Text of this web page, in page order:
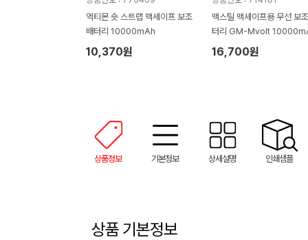
엑티몬 숏 스트랩 맥세이프 보조
배터리 10000mAh
10,370원
맥스틸 맥세이프용 무선 보
터리 GM-Mvolt
16,700원
상품정보 기본정보 상세설명 인쇄샘플
상품 기본정보